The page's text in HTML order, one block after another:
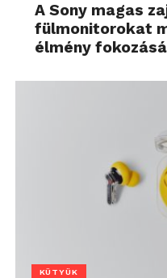
A Sony magas
fülmonitorokat
élmény
KÜTYÜK